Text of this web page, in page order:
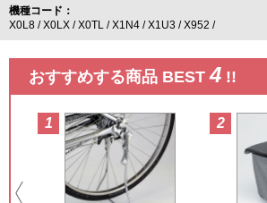
機種コード
X0L8
X0LX X0TL X1N4 X1U3 X952
おすすめする商品 BEST 4 !!
1 2